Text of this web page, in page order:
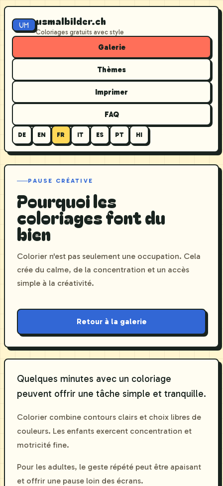
UM usmalbilder.ch
Coloriages gratuits avec style
Galerie
Thèmes
Imprimer
FAQ
DE EN FR IT ES PT HI
PAUSE CRÉATIVE
Pourquoi les
coloriages font du
bien
Colorier n'est pas seulement une occupation. Cela
crée du calme, de la concentration et un accès
simple à la créativité.
Retour à la galerie
Quelques minutes avec un coloriage
peuvent offrir une tâche simple et tranquille.
Colorier combine contours clairs et choix libres de
couleurs. Les enfants exercent concentration et
motricité fine.
Pour les adultes, le geste répété peut être apaisant
et offrir une pause loin des écrans.